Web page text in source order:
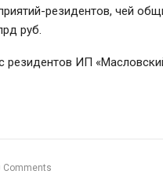
резидентов, чей
руб.
резидентов ИП
Comments